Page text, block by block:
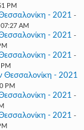
PM
- 2021 -
AM
- 2021 -
- 2021 -
Θεσσαλονίκη - 2021
PM
- 2021 -
- 2021 -